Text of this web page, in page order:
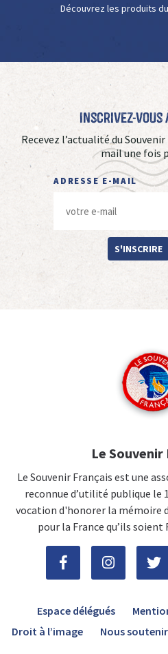
Découvrez les produits
Inscrivez-vous
Recevez l’actualité du
mail une fois
ADRESSE E-MAIL
S'INSCRIRE
Le Souvenir
Le Souvenir Français est une
reconnue d’utilité publique le
vocation d'honorer la mémoire
pour la France qu’ils
Espace délégués
Droit à l’image
Nous soutenir